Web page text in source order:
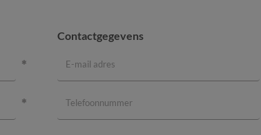
Contactgegevens